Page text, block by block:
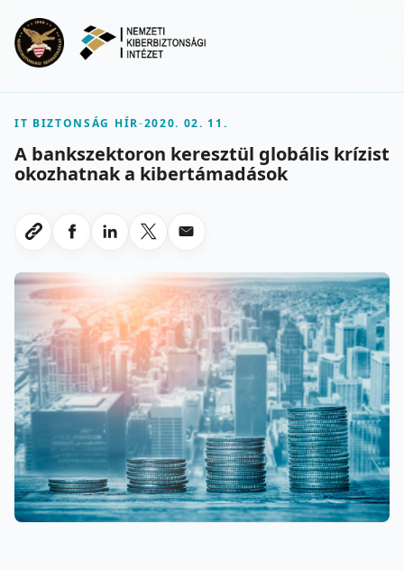
IT BIZTONSÁG HÍR-2020. 02. 11.
A bankszektoron keresztül globális krízist
okozhatnak a kibertámadások
Link masolasa
Megosztas Facebookon
Megosztas LinkedInen
Megosztas X-en
Megosztas emailben